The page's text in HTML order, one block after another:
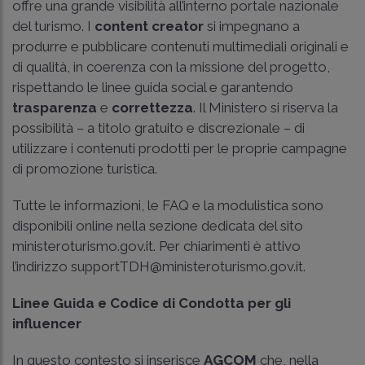
offre una grande visibilità all’interno portale nazionale
del turismo. I content creator si impegnano a
produrre e pubblicare contenuti multimediali originali e
di qualità, in coerenza con la missione del progetto,
rispettando le linee guida social e garantendo
trasparenza e correttezza. Il Ministero si riserva la
possibilità – a titolo gratuito e discrezionale – di
utilizzare i contenuti prodotti per le proprie campagne
di promozione turistica.
Tutte le informazioni, le FAQ e la modulistica sono
disponibili online nella sezione dedicata del sito
ministeroturismo.gov.it. Per chiarimenti è attivo
l’indirizzo supportTDH@ministeroturismo.gov.it.
Linee Guida e Codice di Condotta per gli
influencer
In questo contesto si inserisce AGCOM che, nella